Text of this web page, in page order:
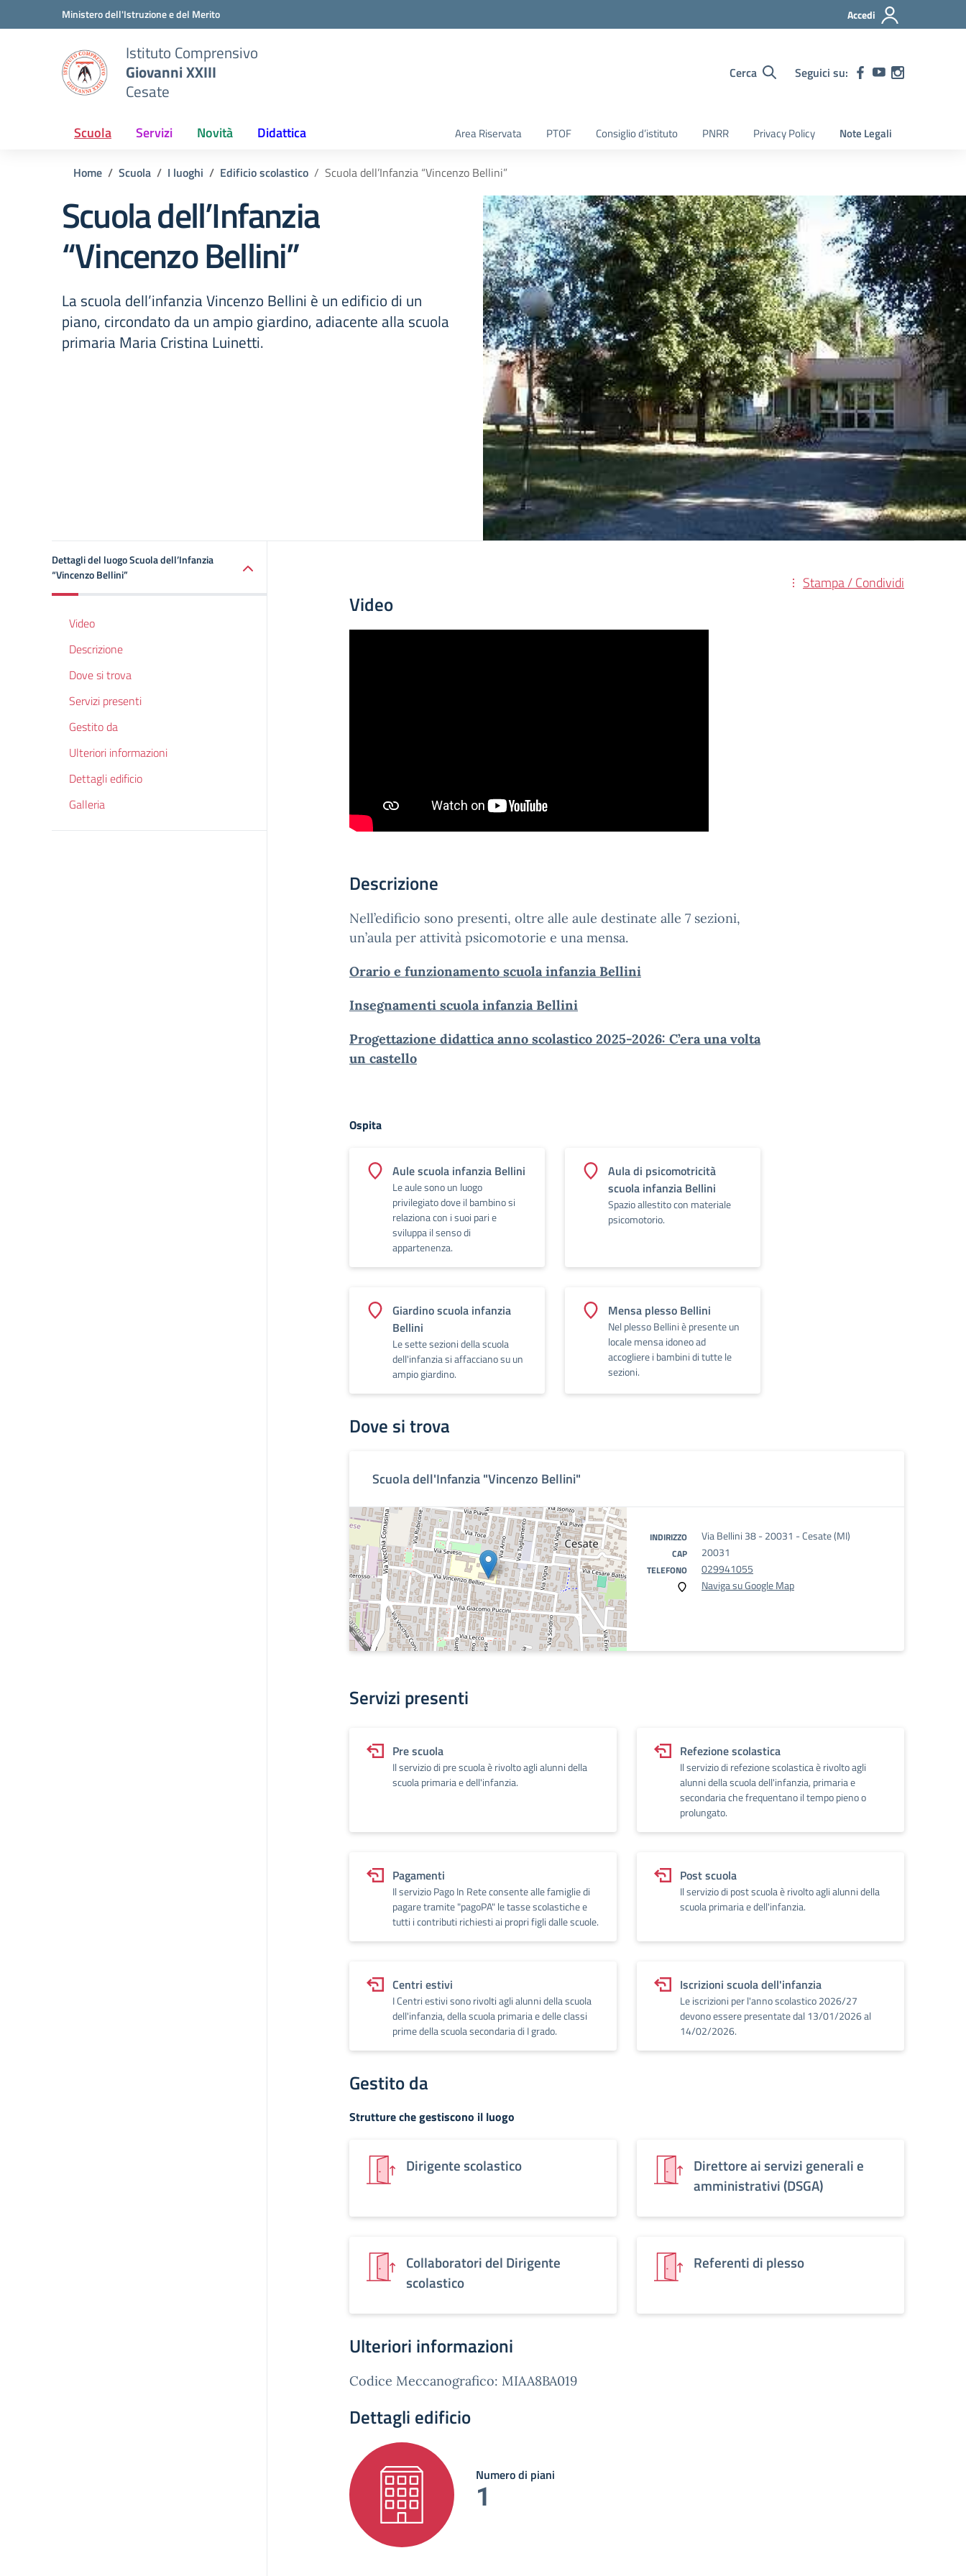
Vai ai contenuti
Vai al menu di navigazioneMinistero dell'Istruzione e del Merito Accedi
Istituto Comprensivo
Giovanni XXIII
Cesate
Cerca Seguici su:
Scuola Servizi Novità Didattica Area Riservata PTOF Consiglio d’istituto PNRR Privacy Policy Note Legali
Home Scuola I luoghi Edificio scolastico Scuola dell’Infanzia “Vincenzo Bellini”
Scuola dell’Infanzia
“Vincenzo Bellini”
La scuola dell’infanzia Vincenzo Bellini è un edificio di un
piano, circondato da un ampio giardino, adiacente alla scuola
primaria Maria Cristina Luinetti.
Dettagli del luogo Scuola dell’Infanzia
“Vincenzo Bellini”
Video
Descrizione
Dove si trova
Servizi presenti
Gestito da
Ulteriori informazioni
Dettagli edificio
Galleria
Stampa / Condividi
Video
Descrizione
Nell’edificio sono presenti, oltre alle aule destinate alle 7 sezioni,
un’aula per attività psicomotorie e una mensa.
Orario e funzionamento scuola infanzia Bellini
Insegnamenti scuola infanzia Bellini
Progettazione didattica anno scolastico 2025-2026: C’era una volta
un castello
Ospita
Aule scuola infanzia Bellini
Le aule sono un luogo
privilegiato dove il bambino si
relaziona con i suoi pari e
sviluppa il senso di
appartenenza.
Aula di psicomotricità
scuola infanzia Bellini
Spazio allestito con materiale
psicomotorio.
Giardino scuola infanzia
Bellini
Le sette sezioni della scuola
dell'infanzia si affacciano su un
ampio giardino.
Mensa plesso Bellini
Nel plesso Bellini è presente un
locale mensa idoneo ad
accogliere i bambini di tutte le
sezioni.
Dove si trova
Scuola dell'Infanzia "Vincenzo Bellini"
INDIRIZZO Via Bellini 38 - 20031 - Cesate (MI)
CAP 20031
TELEFONO
029941055
Naviga su Google Map
Servizi presenti
Pre scuola
Il servizio di pre scuola è rivolto agli alunni della
scuola primaria e dell'infanzia.
Refezione scolastica
Il servizio di refezione scolastica è rivolto agli
alunni della scuola dell'infanzia, primaria e
secondaria che frequentano il tempo pieno o
prolungato.
Pagamenti
Il servizio Pago In Rete consente alle famiglie di
pagare tramite "pagoPA" le tasse scolastiche e
tutti i contributi richiesti ai propri figli dalle scuole.
Post scuola
Il servizio di post scuola è rivolto agli alunni della
scuola primaria e dell'infanzia.
Centri estivi
I Centri estivi sono rivolti agli alunni della scuola
dell'infanzia, della scuola primaria e delle classi
prime della scuola secondaria di I grado.
Iscrizioni scuola dell'infanzia
Le iscrizioni per l'anno scolastico 2026/27
devono essere presentate dal 13/01/2026 al
14/02/2026.
Gestito da
Strutture che gestiscono il luogo
Dirigente scolastico
Direttore ai servizi generali e
amministrativi (DSGA)
Collaboratori del Dirigente
scolastico
Referenti di plesso
Ulteriori informazioni
Codice Meccanografico: MIAA8BA019
Dettagli edificio
Numero di piani
1